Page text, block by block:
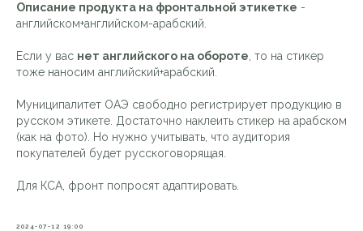
Описание продукта на фронтальной этикетке -
английском+английском-арабский.
Если у вас нет английского на обороте , то на стикер
тоже наносим английский+арабский.
Муниципалитет ОАЭ свободно регистрирует продукцию в
русском этикете. Достаточно наклеить стикер на арабском
(как на фото). Но нужно учитывать, что аудитория
покупателей будет русскоговорящая.
Для КСА, фронт попросят адаптировать.
2024-07-12 19:00